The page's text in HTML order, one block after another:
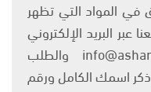
المواد التي تظهر
البريد الإلكتروني
على العنوان التالي: info@ashams.com والطلب
اسمك الكامل ورقم